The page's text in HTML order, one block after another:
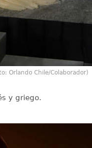
Orlando Chile/Colaborador)
y griego.